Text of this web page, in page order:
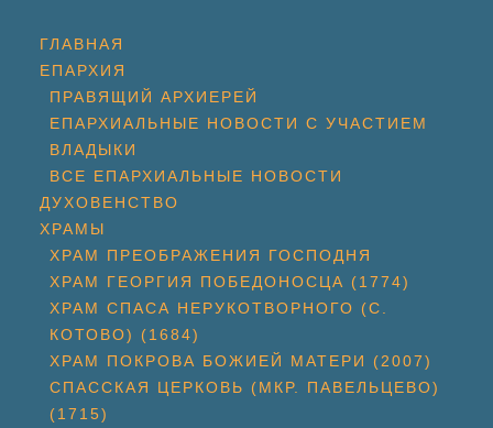
ГЛАВНАЯ
ЕПАРХИЯ
ПРАВЯЩИЙ АРХИЕРЕЙ
ЕПАРХИАЛЬНЫЕ НОВОСТИ С УЧАСТИЕМ
ВЛАДЫКИ
ВСЕ ЕПАРХИАЛЬНЫЕ НОВОСТИ
ДУХОВЕНСТВО
ХРАМЫ
ХРАМ ПРЕОБРАЖЕНИЯ ГОСПОДНЯ
ХРАМ ГЕОРГИЯ ПОБЕДОНОСЦА (1774)
ХРАМ СПАСА НЕРУКОТВОРНОГО (С.
КОТОВО) (1684)
ХРАМ ПОКРОВА БОЖИЕЙ МАТЕРИ (2007)
СПАССКАЯ ЦЕРКОВЬ (МКР. ПАВЕЛЬЦЕВО)
(1715)